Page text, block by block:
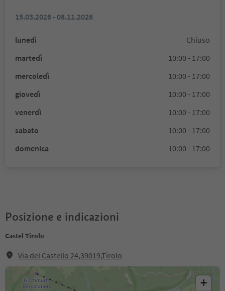
15.03.2026 - 08.11.2026
lunedì
Chiuso
martedì
10:00 - 17:00
mercoledì
10:00 - 17:00
giovedì
10:00 - 17:00
venerdì
10:00 - 17:00
sabato
10:00 - 17:00
domenica
10:00 - 17:00
Posizione e indicazioni
Castel Tirolo
Via del Castello 24,39019,Tirolo
+